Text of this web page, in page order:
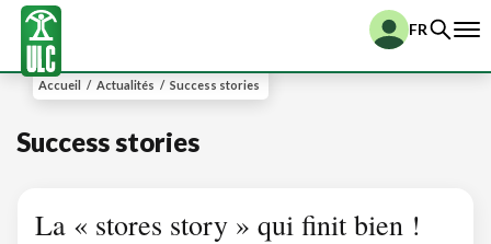
FR
Accueil / Actualités / Success stories
Success stories
La « stores story » qui finit bien !